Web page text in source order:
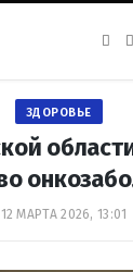
e
k
ЗДОРОВЬЕ
12 МАРТА 2026, 13:01